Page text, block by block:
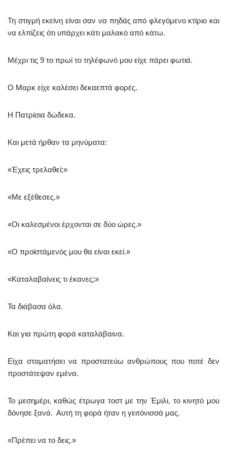
Τη στιγμή εκείνη είναι σαν να πηδάς από φλεγόμενο κτίριο και
να ελπίζεις ότι υπάρχει κάτι μαλακό από κάτω.
Μέχρι τις 9 το πρωί το τηλέφωνό μου είχε πάρει φωτιά.
Ο Μαρκ είχε καλέσει δεκαεπτά φορές.
Η Πατρίσια δώδεκα.
Και μετά ήρθαν τα μηνύματα:
«Έχεις τρελαθεί;»
«Με εξέθεσες.»
«Οι καλεσμένοι έρχονται σε δύο ώρες.»
«Ο προϊστάμενός μου θα είναι εκεί.»
«Καταλαβαίνεις τι έκανες;»
Τα διάβασα όλα.
Και για πρώτη φορά καταλάβαινα.
Είχα σταματήσει να προστατεύω ανθρώπους που ποτέ δεν
προστάτεψαν εμένα.
Το μεσημέρι, καθώς έτρωγα τοστ με την Έμιλι, το κινητό μου
δόνησε ξανά. Αυτή τη φορά ήταν η γειτόνισσά μας.
«Πρέπει να το δεις.»